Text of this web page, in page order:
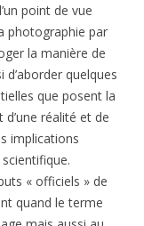
point de vue
photographie par
la manière de
d’aborder quelques
que posent la
réalité et de
implications
« officiels » de
quand le terme